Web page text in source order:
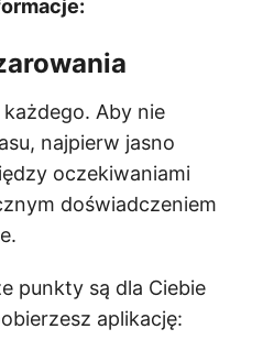
Aby nie
najpierw jasno
oczekiwaniami
doświadczeniem
punkty są dla Ciebie
aplikację: